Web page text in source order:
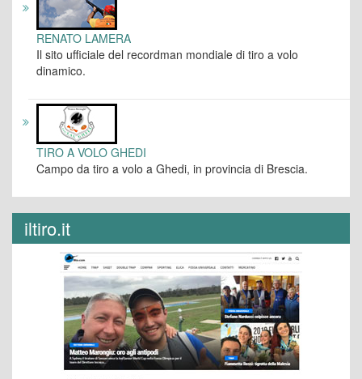
RENATO LAMERA
Il sito ufficiale del recordman mondiale di tiro a volo
dinamico.
TIRO A VOLO GHEDI
Campo da tiro a volo a Ghedi, in provincia di Brescia.
iltiro.it